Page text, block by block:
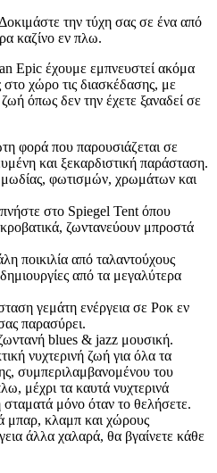
την τύχη σας σε ένα από
καζίνο εν πλω.
Epic έχουμε εμπνευστεί ακόμα
στο χώρο τις διασκέδασης, με
όπως δεν την έχετε ξαναδεί σε
φορά που παρουσιάζεται σε
και ξεκαρδιστική παράσταση.
φωτισμών, χρωμάτων και
στο Spiegel Tent όπου
ζωντανεύουν μπροστά
ποικιλία από ταλαντούχους
από τα μεγαλύτερα
γεμάτη ενέργεια σε Ροκ εν
παρασύρει.
blues & jazz μουσική.
νυχτερινή ζωή για όλα τα
συμπεριλαμβανομένου του
μέχρι τα καυτά νυχτερινά
μόνο όταν το θελήσετε.
μπαρ, κλαμπ και χώρους
άλλα χαλαρά, θα βγαίνετε κάθε